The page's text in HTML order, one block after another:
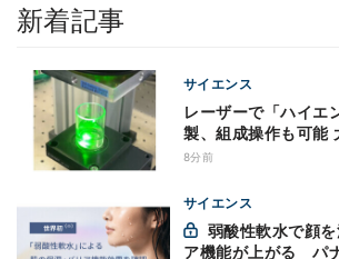
新着記事
サイエンス
レーザーで「ハイエ
製、組成操作も可能
8分前
サイエンス
ア機能が上がる パ